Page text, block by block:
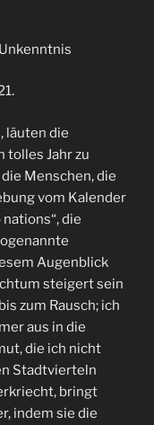
läuten die
tolles Jahr zu
Menschen, die
vom Kalender
die
Augenblick
steigert sein
zum Rausch; ich
aus in die
die ich nicht
Stadtvierteln
bringt
indem sie die